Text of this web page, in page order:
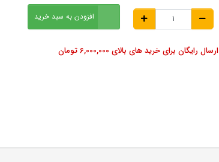
افزودن به سبد خرید
ارسال رایگان برای خرید های بالای 6,000,000 تومان